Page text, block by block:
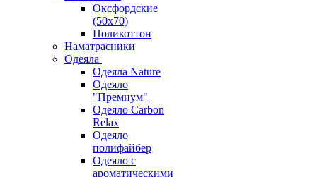
Оксфордские
(50х70)
Поликоттон
Наматрасники
Одеяла
Одеяла Nature
Одеяло
"Премиум"
Одеяло Carbon
Relax
Одеяло
полифайбер
Одеяло с
ароматическими